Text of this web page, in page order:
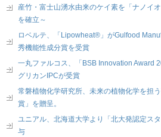
産竹・富士山湧水由来のケイ素を「ナノイ
を確立～
ロベルテ、「Lipowheat®」がGulfood
秀機能性成分賞を受賞
一丸ファルコス、「BSB Innovation Award
グリカンIPCが受賞
常磐植物化学研究所、未来の植物化学を担
賞」を贈呈。
ユニアル、北海道大学より「北大発認定ス
与